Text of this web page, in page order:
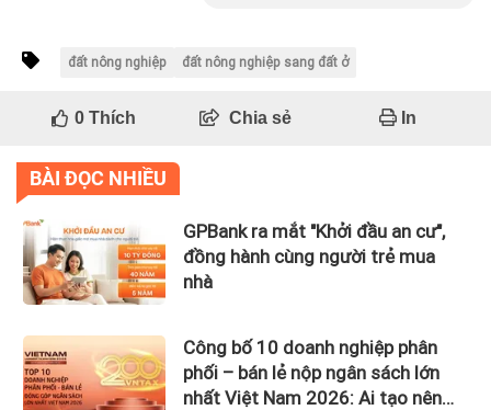
đất nông nghiệp đất nông nghiệp sang đất ở
0Thích Chia sẻ In
BÀI ĐỌC NHIỀU
GPBank ra mắt "Khởi đầu an cư",
đồng hành cùng người trẻ mua
nhà
Công bố 10 doanh nghiệp phân
phối – bán lẻ nộp ngân sách lớn
nhất Việt Nam 2026: Ai tạo nên